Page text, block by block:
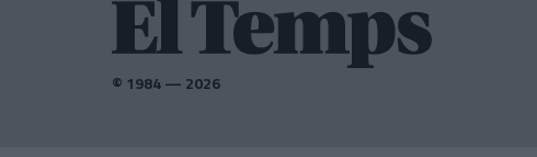
© 1984 — 2026